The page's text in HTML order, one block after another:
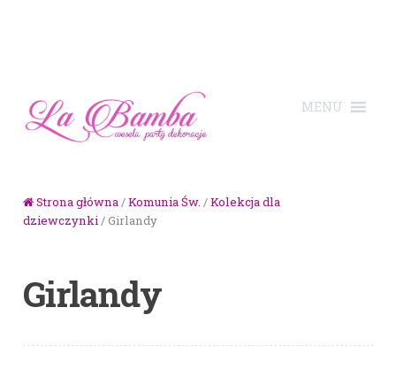
Strona główna/Komunia Św. /Kolekcja dla
dziewczynki/ Girlandy
Girlandy